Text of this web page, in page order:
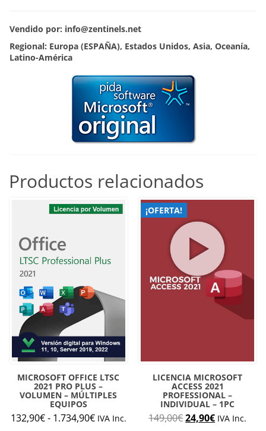
Vendido por: info@zentinels.net
Regional: Europa (ESPAÑA), Estados Unidos, Asia, Oceanía,
Latino-América
Productos relacionados
MICROSOFT OFFICE LTSC
2021 PRO PLUS –
VOLUMEN – MÚLTIPLES
EQUIPOS
132,90€- 1.734,90€Rango
IVA Inc.
¡OFERTA!
LICENCIA MICROSOFT
ACCESS 2021
PROFESSIONAL –
INDIVIDUAL – 1PC
149,00€El
24,90€ElIVA Inc.